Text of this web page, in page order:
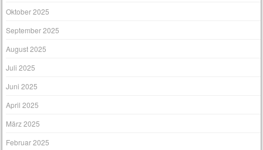
Oktober 2025
September 2025
August 2025
Juli 2025
Juni 2025
April 2025
März 2025
Februar 2025